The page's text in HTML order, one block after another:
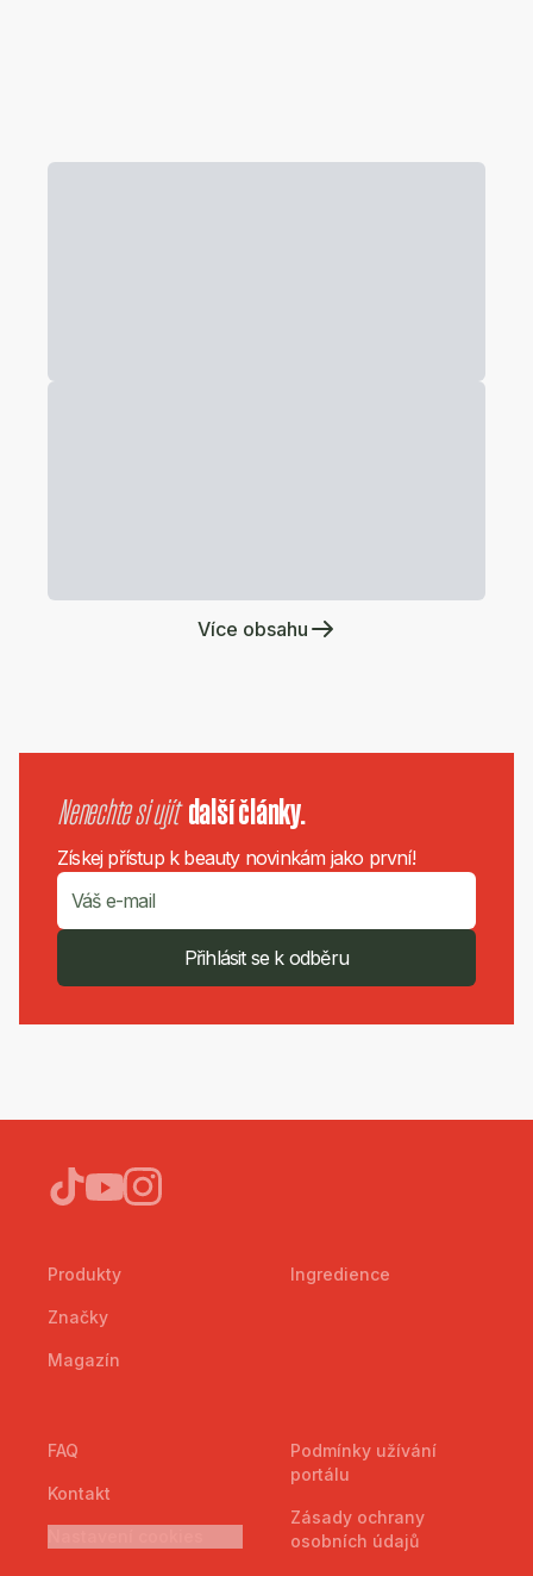
Více obsahu
Nenechte si ujít další články.
Získej přístup k beauty novinkám jako první!
Přihlásit se k odběru
Produkty
Značky
Magazín
Ingredience
FAQ
Kontakt
Podmínky užívání
portálu
Zásady ochrany
osobních údajů